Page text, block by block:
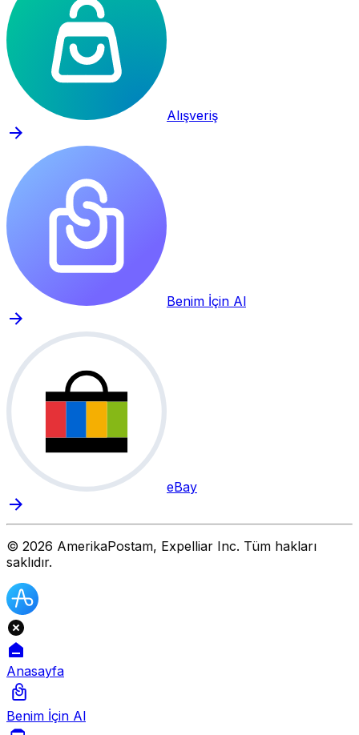
Alışveriş
Benim İçin Al
eBay
© 2026 AmerikaPostam, Expelliar Inc. Tüm hakları
saklıdır.
Anasayfa
Benim İçin Al